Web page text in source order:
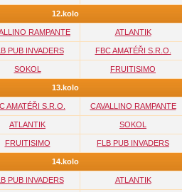
12.kolo
RAMPANTE ATLANTIK
PUB INVADERS FBC AMATÉŘI S.R.O.
SOKOL FRUITISIMO
13.kolo
AMATÉŘI S.R.O. CAVALLINO RAMPANTE
ATLANTIK SOKOL
FRUITISIMO FLB PUB INVADERS
14.kolo
PUB INVADERS ATLANTIK